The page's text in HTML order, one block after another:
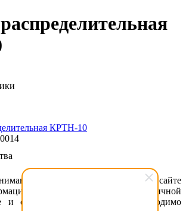
что размещенная на данном сайте
о товарах не является публичной
и стоимость оборудования необходимо